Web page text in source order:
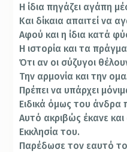
Η ίδια πηγάζει αγάπη
Και δίκαια απαιτεί να
Αφού και η ίδια κατά
Η ιστορία και τα
Ότι αν οι σύζυγοι
Την αρμονία και την
Πρέπει να υπάρχει
Ειδικά όμως του άνδρα
Αυτό ακριβώς έκανε
Εκκλησία του.
Παρέδωσε τον εαυτό